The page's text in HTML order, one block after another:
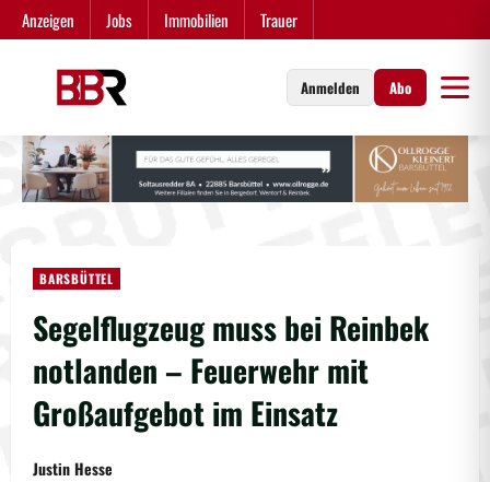
Zum
Inhalt
Anzeigen Jobs Immobilien Trauer
Anmelden Abo
BARSBÜTTEL
Segelflugzeug muss bei Reinbek
notlanden – Feuerwehr mit
Großaufgebot im Einsatz
Justin Hesse